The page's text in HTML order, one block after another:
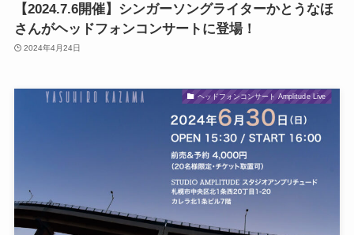
【2024.7.6開催】シンガーソングライターかとうなほ
さんがヘッドフォンコンサートに登場！
2024年4月24日
ヘッドフォンコンサート Amplitude Live